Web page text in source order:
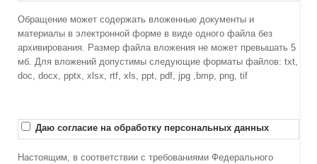
Обращение может содержать вложенные документы и
материалы в электронной форме в виде одного файла без
архивирования. Размер файла вложения не может превышать 5
мб. Для вложений допустимы следующие форматы файлов: txt,
doc, docx, pptx, xlsx, rtf, xls, ppt, pdf, jpg ,bmp, png, tif
Даю согласие на обработку персональных данных
Настоящим, в соответствии с требованиями Федерального